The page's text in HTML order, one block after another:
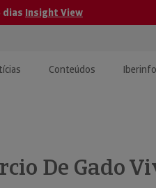
dias Insight View
Conteúdos
De Gado